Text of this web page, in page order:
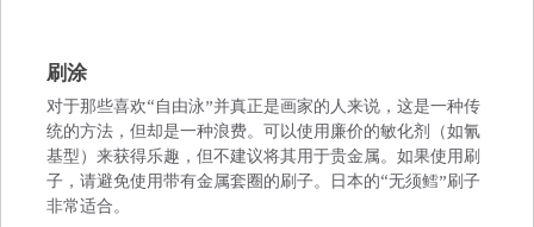
刷涂
对于那些喜欢“自由泳”并真正是画家的人来说，这是一种传
统的方法，但却是一种浪费。可以使用廉价的敏化剂（如氰
基型）来获得乐趣，但不建议将其用于贵金属。如果使用刷
子，请避免使用带有金属套圈的刷子。日本的“无须鳕”刷子
非常适合。